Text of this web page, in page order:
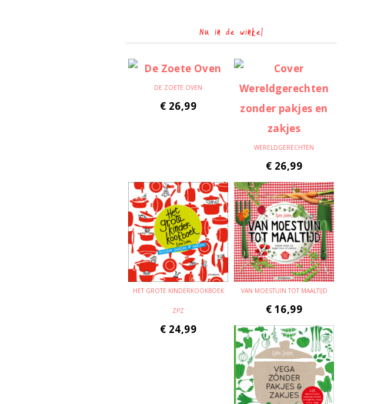
Nu in de winkel
DE ZOETE OVEN
€ 26,99
WERELDGERECHTEN
€ 26,99
HET GROTE KINDERKOOKBOEK
ZPZ
€ 24,99
VAN MOESTUIN TOT MAALTIJD
€ 16,99